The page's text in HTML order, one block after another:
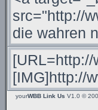
yourWBB Link Us V1.0 ©